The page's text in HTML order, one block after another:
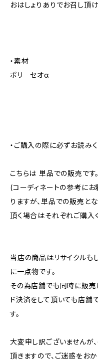
おはしょりありでお召し頂け
・素材
ポリ セオα
・ご購入の際に必ずお読みく
こちらは 単品での販売です。
(コーディネートの参考に
りますが、単品での販売と
頂く場合はそれぞれご購入
当店の商品はリサイクルも
に一点物です。
その為店舗でも同時に販売
ド決済をして頂いても店舗
す。
大変申し訳ございませんが
頂きますので、ご迷惑をお